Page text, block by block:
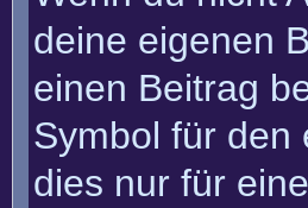
deine eigenen
einen Beitrag
Symbol für den
dies nur für